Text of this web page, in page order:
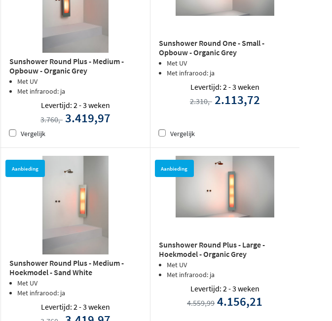
Sunshower Round Plus - Medium -
Opbouw - Organic Grey
Met UV
Met infrarood: ja
Levertijd: 2 - 3 weken
3.760,- 3.419,97
Vergelijk
Sunshower Round One - Small -
Opbouw - Organic Grey
Met UV
Met infrarood: ja
Levertijd: 2 - 3 weken
2.310,- 2.113,72
Vergelijk
Aanbieding
Sunshower Round Plus - Medium -
Hoekmodel - Sand White
Met UV
Met infrarood: ja
Levertijd: 2 - 3 weken
Aanbieding
Sunshower Round Plus - Large -
Hoekmodel - Organic Grey
Met UV
Met infrarood: ja
Levertijd: 2 - 3 weken
4.559,99 4.156,21